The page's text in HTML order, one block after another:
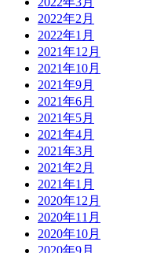
2022年2月
2022年1月
2021年12月
2021年10月
2021年9月
2021年6月
2021年5月
2021年4月
2021年3月
2021年2月
2021年1月
2020年12月
2020年11月
2020年10月
2020年9月